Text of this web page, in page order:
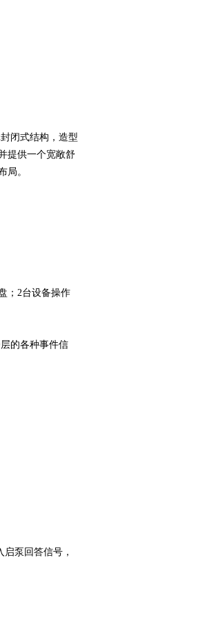
闭式结构，造型
提供一个宽敞舒
局。
；2台设备操作
的各种事件信
泵回答信号，